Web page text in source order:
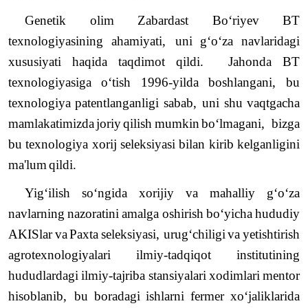
Genetik
olim Zabardast Bo‘riyev
BT
texnologiyasining
ahamiyati, uni g‘o‘za navlaridagi
xususiyati
haqida taqdimot qildi. Jahonda
BT
texnologiyasiga
o‘tish 1996-yilda boshlangani, bu
texnologiya patentlanganligi sabab,uni shu vaqtgacha
mamlakatimizdajoriyqilish mumkinbo‘lmagani,bizga
bu texnologiya xorij seleksiyasi bilan kirib kelganligini
ma'lumqildi.
Yig‘ilish so‘ngida xorijiy va mahalliy g‘o‘za
navlarning nazoratini amalga oshirish bo‘yicha hududiy
AKISlarvaPaxtaseleksiyasi, urug‘chiligi vayetishtirish
agrotexnologiyalari
ilmiy-tadqiqot
institutining
hududlardagi ilmiy-tajriba stansiyalari xodimlari mentor
hisoblanib, bu boradagi ishlarni fermer xo‘jaliklarida